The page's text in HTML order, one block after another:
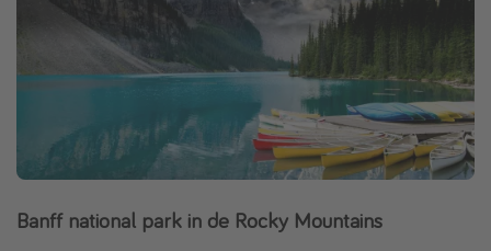
Banff national park in de Rocky Mountains